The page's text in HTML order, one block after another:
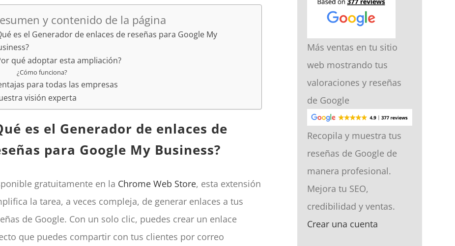
y contenido de la página
es el Generador de enlaces de reseñas para Google My
qué adoptar esta ampliación?
¿Cómo funciona?
para todas las empresas
visión experta
es el Generador de enlaces de
para Google My Business?
gratuitamente en la Chrome Web Store, esta extensión
la tarea, a veces compleja, de generar enlaces a tus
de Google. Con un solo clic, puedes crear un enlace
que puedes compartir con tus clientes por correo
Más ventas en tu sitio
web mostrando tus
valoraciones y reseñas
de Google
Recopila y muestra tus
reseñas de Google de
manera profesional.
Mejora tu SEO,
credibilidad y ventas.
Crear una cuenta